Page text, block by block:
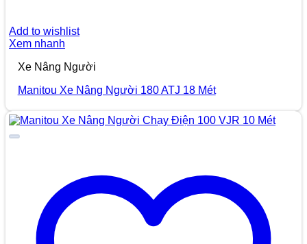
Add to wishlist
Xem nhanh
Xe Nâng Người
Manitou Xe Nâng Người 180 ATJ 18 Mét